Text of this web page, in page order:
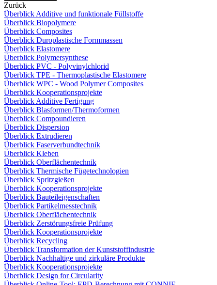
Zurück
Überblick Additive und funktionale Füllstoffe
Überblick Biopolymere
Überblick Composites
Überblick Duroplastische Formmassen
Überblick Elastomere
Überblick Polymersynthese
Überblick PVC - Polyvinylchlorid
Überblick TPE - Thermoplastische Elastomere
Überblick WPC - Wood Polymer Composites
Überblick Kooperationsprojekte
Überblick Additive Fertigung
Überblick Blasformen/Thermoformen
Überblick Compoundieren
Überblick Dispersion
Überblick Extrudieren
Überblick Faserverbundtechnik
Überblick Kleben
Überblick Oberflächentechnik
Überblick Thermische Fügetechnologien
Überblick Spritzgießen
Überblick Kooperationsprojekte
Überblick Bauteileigenschaften
Überblick Partikelmesstechnik
Überblick Oberflächentechnik
Überblick Zerstörungsfreie Prüfung
Überblick Kooperationsprojekte
Überblick Recycling
Überblick Transformation der Kunststoffindustrie
Überblick Nachhaltige und zirkuläre Produkte
Überblick Kooperationsprojekte
Überblick Design for Circularity